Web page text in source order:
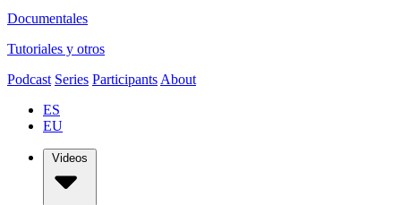
Documentales
Tutoriales y otros
Podcast Series Participants About
ES
EU
Videos